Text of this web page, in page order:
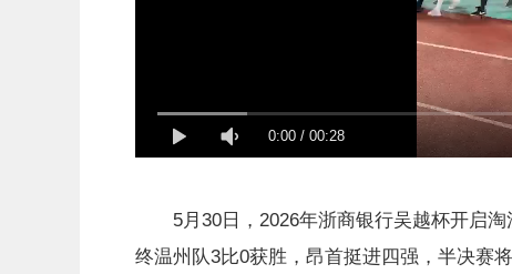
0:00 / 00:28
5月30日，2026年浙商银行吴越杯开启淘
终温州队3比0获胜，昂首挺进四强，半决赛